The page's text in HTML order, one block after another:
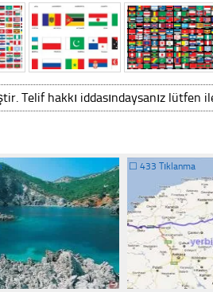
Telif hakkı iddasındaysanız lütfen
☐ 433 Tıklanma